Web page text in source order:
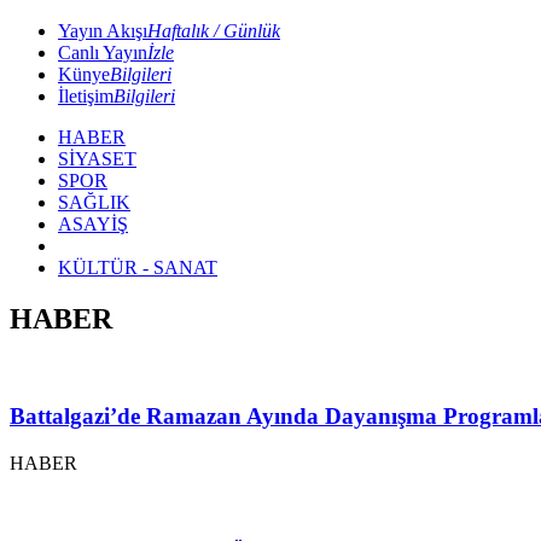
Yayın AkışıHaftalık / Günlük
Canlı Yayınİzle
KünyeBilgileri
İletişimBilgileri
HABER
SİYASET
SPOR
SAĞLIK
ASAYİŞ
KÜLTÜR - SANAT
HABER
Battalgazi’de Ramazan Ayında Dayanışma
HABER